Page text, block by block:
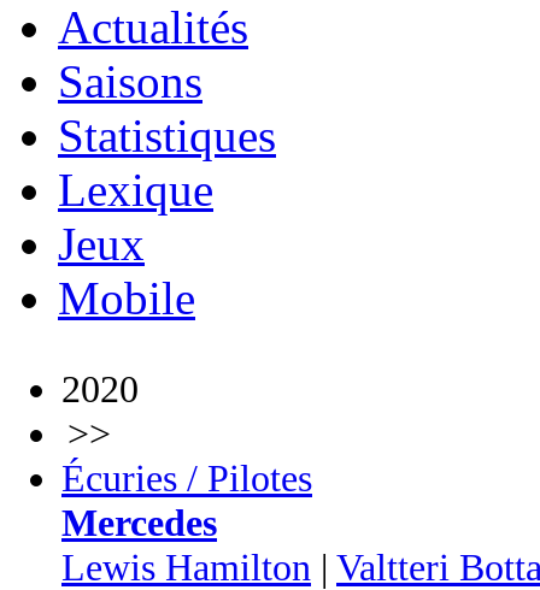
Actualités
Saisons
Statistiques
Lexique
Jeux
Mobile
2020
>>
Écuries / Pilotes
Mercedes
Lewis Hamilton | Valtteri